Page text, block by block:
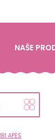
NAŠE
APES